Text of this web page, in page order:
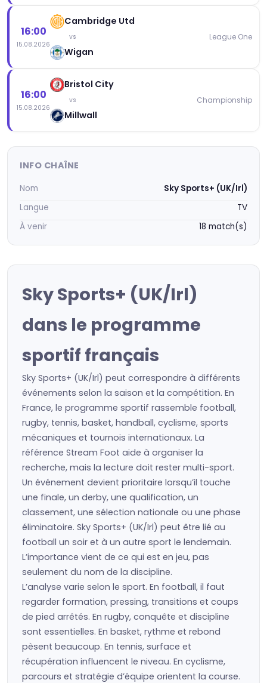
16:00
15.08.2026
Cambridge Utd
vs
Wigan
League One
16:00
15.08.2026
Bristol City
vs
Millwall
Championship
INFO CHAÎNE
Nom
Sky Sports+ (UK/Irl)
Langue
TV
À venir
18 match(s)
Sky Sports+ (UK/Irl)
dans le programme
sportif français
Sky Sports+ (UK/Irl) peut correspondre à différents
événements selon la saison et la compétition. En
France, le programme sportif rassemble football,
rugby, tennis, basket, handball, cyclisme, sports
mécaniques et tournois internationaux. La
référence Stream Foot aide à organiser la
recherche, mais la lecture doit rester multi-sport.
Un événement devient prioritaire lorsqu’il touche
une finale, un derby, une qualification, un
classement, une sélection nationale ou une phase
éliminatoire. Sky Sports+ (UK/Irl) peut être lié au
football un soir et à un autre sport le lendemain.
L’importance vient de ce qui est en jeu, pas
seulement du nom de la discipline.
L’analyse varie selon le sport. En football, il faut
regarder formation, pressing, transitions et coups
de pied arrêtés. En rugby, conquête et discipline
sont essentielles. En basket, rythme et rebond
pèsent beaucoup. En tennis, surface et
récupération influencent le niveau. En cyclisme,
parcours et stratégie d’équipe orientent la course.